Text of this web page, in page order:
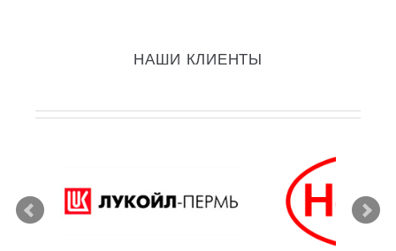
НАШИ КЛИЕНТЫ